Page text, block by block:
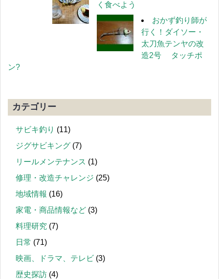
く食べよう
おかず釣り師が
行く！ダイソー・
太刀魚テンヤの改
造2号 タッチポ
ン?
カテゴリー
サビキ釣り (11)
ジグサビキング (7)
リールメンテナンス (1)
修理・改造チャレンジ (25)
地域情報 (16)
家電・商品情報など (3)
料理研究 (7)
日常 (71)
映画、ドラマ、テレビ (3)
歴史探訪 (4)